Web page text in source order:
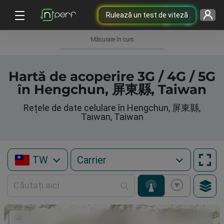
Rulează un test de viteză
Măsurare în curs
Hartă de acoperire 3G / 4G / 5G
în Hengchun, 屏東縣, Taiwan
Rețele de date celulare în Hengchun, 屏東縣,
Taiwan, Taiwan
TW